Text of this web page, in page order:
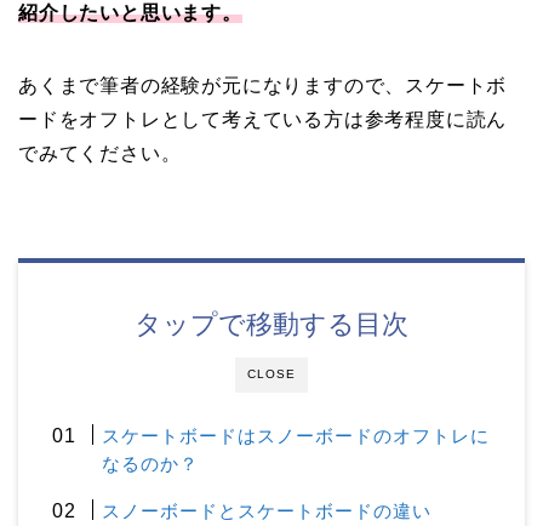
紹介したいと思います。
あくまで筆者の経験が元になりますので、スケートボ
ードをオフトレとして考えている方は参考程度に読ん
でみてください。
CLOSE
タップで移動する目次
スケートボードはスノーボードのオフトレに
なるのか？
スノーボードとスケートボードの違い